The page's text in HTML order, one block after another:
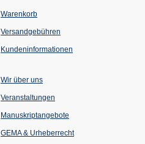
Warenkorb
Versandgebühren
Kundeninformationen
Wir über uns
Veranstaltungen
einem
Tab)
Manuskriptangebote
GEMA & Urheberrecht